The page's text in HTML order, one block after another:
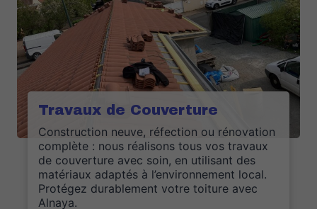
Travaux de Couverture
Construction neuve, réfection ou rénovation
complète : nous réalisons tous vos travaux
de couverture avec soin, en utilisant des
matériaux adaptés à l’environnement local.
Protégez durablement votre toiture avec
Alnaya.